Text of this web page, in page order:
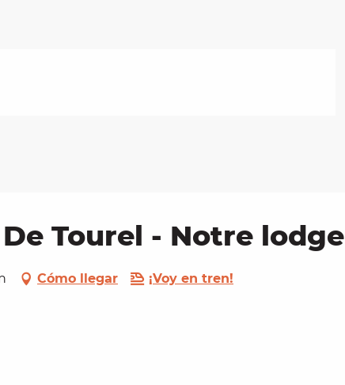
Tourel - Notre lodge
Cómo llegar ¡Voy en tren!